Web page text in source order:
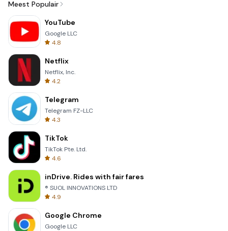
Meest Populair
YouTube
Google LLC
4.8
Netflix
Netflix, Inc.
4.2
Telegram
Telegram FZ-LLC
4.3
TikTok
TikTok Pte. Ltd.
4.6
inDrive. Rides with fair fares
® SUOL INNOVATIONS LTD
4.9
Google Chrome
Google LLC